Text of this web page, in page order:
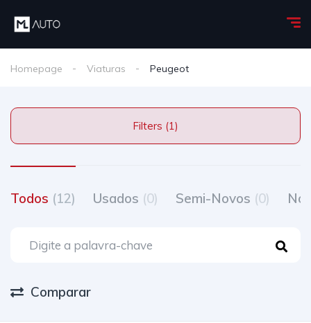
Homepage Viaturas Peugeot
Filters (1)
Todos (12) Usados (0) Semi-Novos (0)
Comparar